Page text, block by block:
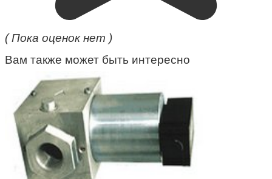
( Пока оценок нет )
Вам также может быть интересно